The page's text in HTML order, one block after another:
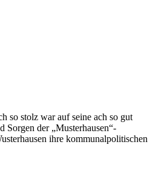
so stolz war auf seine ach so gut
Sorgen der „Musterhausen“-
ihre kommunalpolitischen